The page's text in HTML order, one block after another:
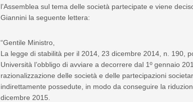
l’Assemblea sul tema delle società partecipate e viene
Giannini la seguente lettera:
“Gentile Ministro,
La legge di stabilità per il 2014, 23 dicembre 2014, n. 190,
Università l’obbligo di avviare a decorrere dal 1º gennaio
razionalizzazione delle società e delle partecipazioni
indirettamente possedute, in modo da conseguire la
dicembre 2015.